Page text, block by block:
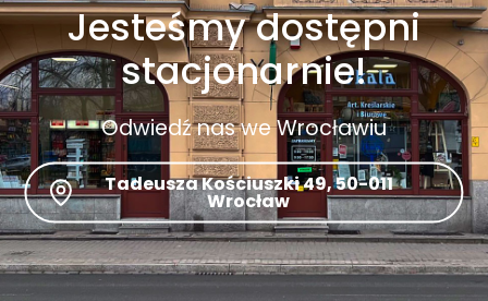
Jesteśmy dostępni
stacjonarnie!
Odwiedź nas we Wrocławiu
Tadeusza Kościuszki 49, 50-011
Wrocław